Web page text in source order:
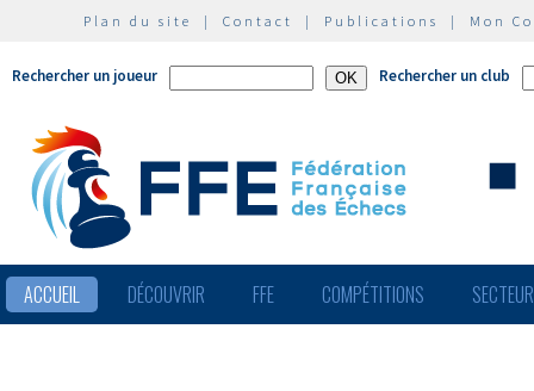
Plan du site | Contact | Publications | Mon
Rechercher un joueur Rechercher un club
ACCUEIL DÉCOUVRIR FFE COMPÉTITIONS